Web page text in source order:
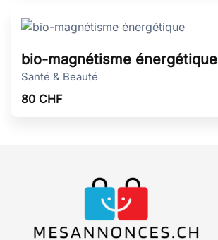
bio-magnétisme énergétique
Santé & Beauté
80 CHF